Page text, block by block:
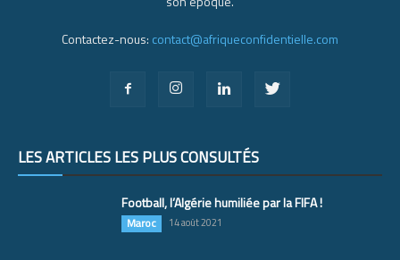
Contactez-nous: contact@afriqueconfidentielle.com
LES ARTICLES LES PLUS CONSULTÉS
Football, l’Algérie humiliée par la FIFA !
Maroc 14 août 2021